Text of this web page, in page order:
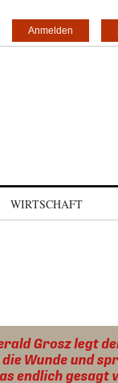
Anmelden
WIRTSCHAFT